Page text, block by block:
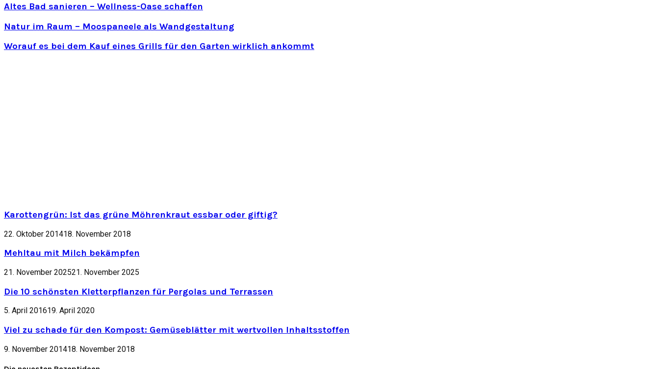
Altes Bad sanieren – Wellness-Oase schaffen
Natur im Raum – Moospaneele als Wandgestaltung
Worauf es bei dem Kauf eines Grills für den Garten wirklich ankommt
Karottengrün: Ist das grüne Möhrenkraut essbar oder giftig?
22. Oktober 201418. November 2018
Mehltau mit Milch bekämpfen
21. November 202521. November 2025
Die 10 schönsten Kletterpflanzen für Pergolas und Terrassen
5. April 201619. April 2020
Viel zu schade für den Kompost: Gemüseblätter mit wertvollen Inhaltsstoffen
9. November 201418. November 2018